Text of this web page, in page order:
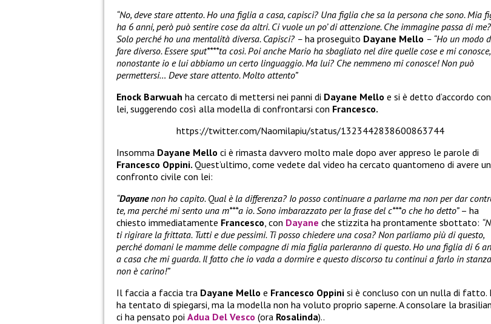
“No, deve stare attento. Ho una figlia a casa, capisci? Una figlia che sa la persona che sono. Mia
ha 6 anni, però può sentire cose da altri. Ci vuole un po’ di attenzione. Che immagine passa di me?
Solo perché ho una mentalità diversa. Capisci? – ha proseguito Dayane Mello – “Ho un modo
fare diverso. Essere sput****ta così. Poi anche Mario ha sbagliato nel dire quelle cose e mi conosce,
nonostante io e lui abbiamo un certo linguaggio. Ma lui? Che nemmeno mi conosce! Non può
permettersi… Deve stare attento. Molto attento”
Enock Barwuah ha cercato di mettersi nei panni di Dayane Mello e si è detto d’accordo con
lei, suggerendo così alla modella di confrontarsi con Francesco.
https://twitter.com/Naomilapiu/status/1323442838600863744
Insomma Dayane Mello ci è rimasta davvero molto male dopo aver appreso le parole di
Francesco Oppini. Quest’ultimo, come vedete dal video ha cercato quantomeno di avere un
confronto civile con lei:
“Dayanenon ho capito. Qual è la differenza? Io posso continuare a parlarne ma non per dar
te, ma perché mi sento una m***a io. Sono imbarazzato per la frase del c***o che ho detto”– ha
chiesto immediatamente Francesco, con Dayane che stizzita ha prontamente sbottato:
ti rigirare la frittata. Tutti e due pessimi. Ti posso chiedere una cosa? Non parliamo più di questo,
perché domani le mamme delle compagne di mia figlia parleranno di questo. Ho una figlia di 6
a casa che mi guarda. Il fatto che io vada a dormire e questo discorso tu continui a farlo in
non è carino!”
Il faccia a faccia tra Dayane Mello e Francesco Oppini si è concluso con un nulla di fatto.
ha tentato di spiegarsi, ma la modella non ha voluto proprio saperne. A consolare la
ci ha pensato poi Adua Del Vesco (ora Rosalinda)..